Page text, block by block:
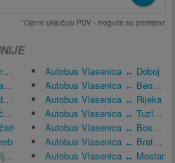
*Cijene uključuju PDV - moguće su promjene
Autobus Vlasenica ↔ Doboj
Autobus Vlasenica ↔ Beograd
Autobus Vlasenica ↔ Rijeka
Autobus Vlasenica ↔ Tuzla, Bosna i Hercegovina
Autobus Vlasenica ↔ Bosanski Šamac
Autobus Vlasenica ↔ Bratunac
Autobus Vlasenica ↔ Mostar